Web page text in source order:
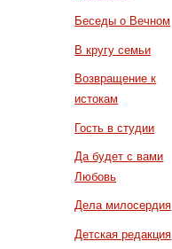
Беседы о Вечном
В кругу семьи
Возвращение к
истокам
Гость в студии
Да будет с вами
Любовь
Дела милосердия
Детская редакция